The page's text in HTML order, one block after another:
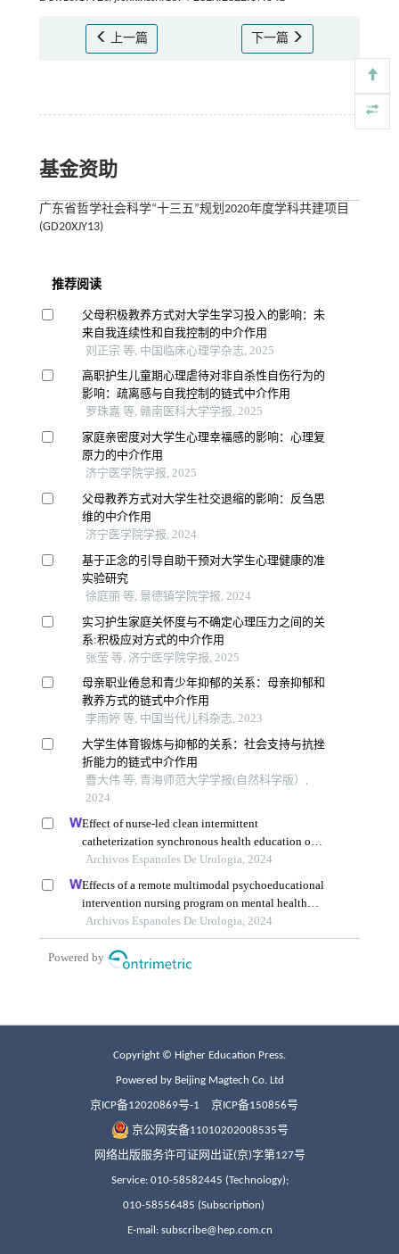
上一篇 下一篇
基金资助
广东省哲学社会科学“十三五”规划2020年度学科共建项目
(GD20XJY13)
Copyright © Higher Education Press.
Powered by Beijing Magtech Co. Ltd
京ICP备12020869号-1 京ICP备150856号
京公网安备11010202008535号
网络出版服务许可证网出证(京)字第127号
Service: 010-58582445 (Technology);
010-58556485 (Subscription)
E-mail: subscribe@hep.com.cn